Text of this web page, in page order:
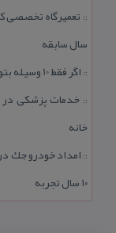
::
سال سابقه
:: اگر فقط 10 وسیله بتوانید بخرید، اولویت با كدام تجهیزات است؟
:: خدمات پزشكی در
خانه
::
۱۰ سال تجربه